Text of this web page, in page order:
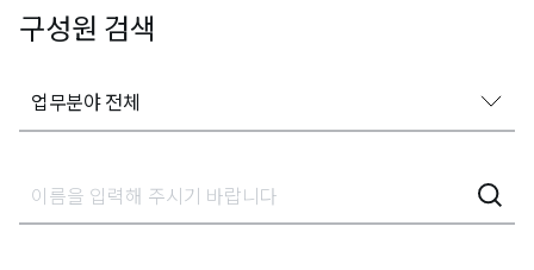
구성원 검색
업무분야 전체
가사상속분쟁